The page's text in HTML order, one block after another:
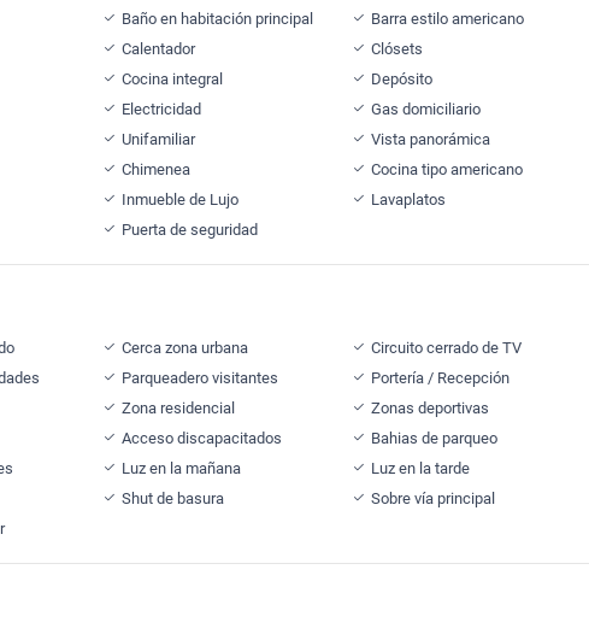
Baño en habitación principal
Barra estilo americano
Calentador
Clósets
Cocina integral
Depósito
Electricidad
Gas domiciliario
Unifamiliar
Vista panorámica
Chimenea
Cocina tipo americano
Inmueble de Lujo
Lavaplatos
Puerta de seguridad
Cerca zona urbana
Circuito cerrado de TV
Parqueadero visitantes
Portería / Recepción
Zona residencial
Zonas deportivas
Acceso discapacitados
Bahias de parqueo
Luz en la mañana
Luz en la tarde
Shut de basura
Sobre vía principal